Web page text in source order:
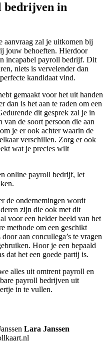
bedrijven in
zal je uitkomen bij
jouw behoeften. Hierdoor
incapabel payroll bedrijf. Dit
niets is vervelender dan
kandidaat vind.
gemaakt voor het uit handen
dan is het aan te raden om een
dit gesprek zal je in
van de soort persoon die aan
je er ook achter waarin de
verschillen. Zorg er ook
wat je precies wilt
online payroll bedrijf, let
de ondernemingen wordt
zijn die ook met dit
voor een helder beeld van het
methode om een geschikt
aan concullega’s te vragen
Hoor je een bepaald
dat het een goede partij is.
alles uit omtrent payroll en
payroll bedrijven uit
in te vullen.
Lara Janssen